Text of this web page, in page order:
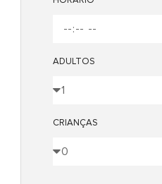
ADULTOS
CRIANÇAS